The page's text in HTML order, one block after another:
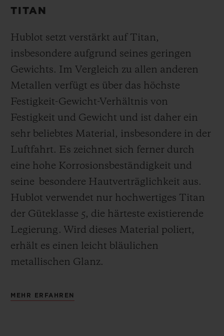
TITAN
Hublot setzt verstärkt auf Titan,
insbesondere aufgrund seines geringen
Gewichts. Im Vergleich zu allen anderen
Metallen verfügt es über das höchste
Festigkeit-Gewicht-Verhältnis von
Festigkeit und Gewicht und ist daher ein
sehr beliebtes Material, insbesondere in der
Luftfahrt. Es zeichnet sich ferner durch
eine hohe Korrosionsbeständigkeit und
seine besondere Hautverträglichkeit aus.
Hublot verwendet nur hochwertiges Titan
der Güteklasse 5, die härteste existierende
Legierung. Wird dieses Material poliert,
erhält es einen leicht bläulichen
metallischen Glanz.
MEHR ERFAHREN